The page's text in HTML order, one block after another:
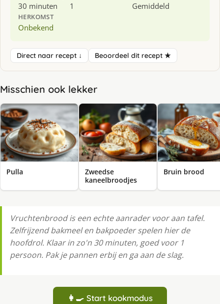
30 minuten 1 Gemiddeld
HERKOMST
Onbekend
Direct naar recept ↓ Beoordeel dit recept ★
Misschien ook lekker
Pulla
Zweedse
kaneelbroodjes
Bruin brood
Vruchtenbrood is een echte aanrader voor aan tafel.
Zelfrijzend bakmeel en bakpoeder spelen hier de
hoofdrol. Klaar in zo'n 30 minuten, goed voor 1
persoon. Pak je pannen erbij en ga aan de slag.
👩‍🍳 Start kookmodus